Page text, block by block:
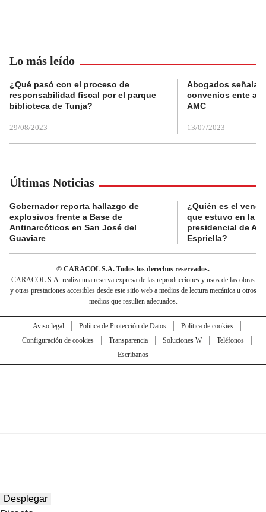
Lo más leído
¿Qué pasó con el proceso de
responsabilidad fiscal por el parque
biblioteca de Tunja?
29/08/2023
Abogados
convenios ente
AMC
13/07/2023
Últimas Noticias
Gobernador reporta hallazgo de
explosivos frente a Base de
Antinarcóticos en San José del
Guaviare
¿Quién es el
que estuvo en la
presidencial de
Espriella?
© CARACOL S.A. Todos los derechos reservados.
CARACOL S.A. realiza una reserva expresa de las reproducciones y usos de las obras
y otras prestaciones accesibles desde este sitio web a medios de lectura mecánica u otros
medios que resulten adecuados.
Aviso legal Política de Protección de Datos
Política de cookies
Configuración de cookies
Transparencia Soluciones W
Teléfonos
Escríbanos
Desplegar